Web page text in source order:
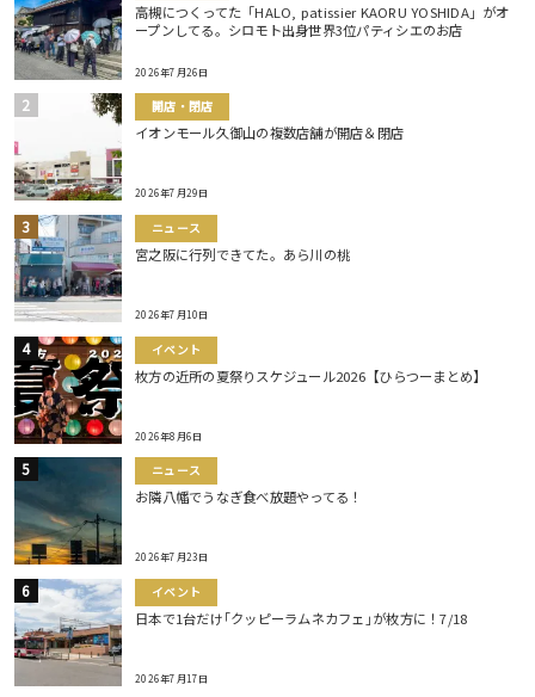
高槻につくってた「HALO, patissier KAORU YOSHIDA」がオ
ープンしてる。シロモト出身世界3位パティシエのお店
2026年7月26日
開店・閉店
イオンモール久御山の複数店舗が開店＆閉店
2026年7月29日
ニュース
宮之阪に行列できてた。あら川の桃
2026年7月10日
イベント
枚方の近所の夏祭りスケジュール2026【ひらつーまとめ】
2026年8月6日
ニュース
お隣八幡でうなぎ食べ放題やってる！
2026年7月23日
イベント
日本で1台だけ｢クッピーラムネカフェ｣が枚方に！7/18
2026年7月17日